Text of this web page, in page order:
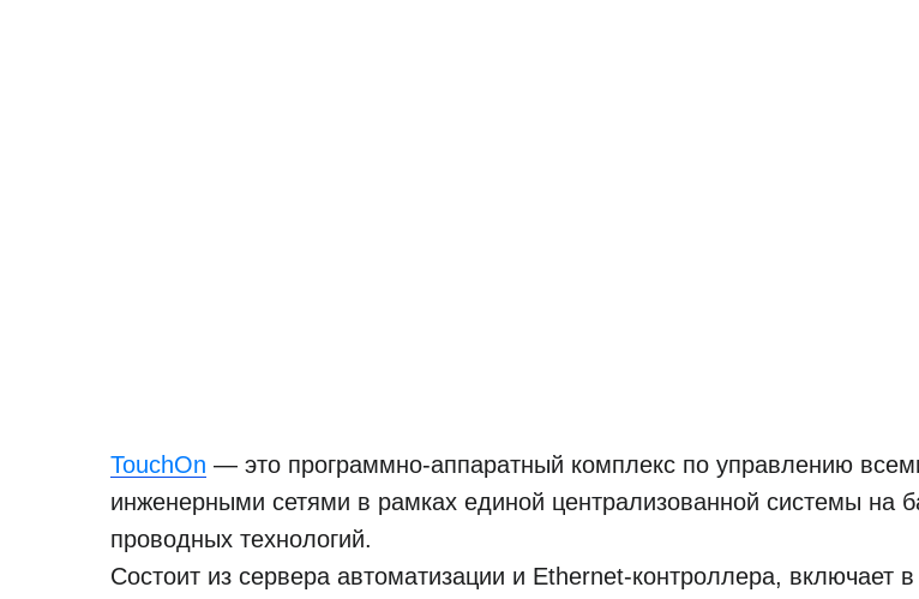
TouchOn — это программно-аппаратный комплекс по управлению
инженерными сетями в рамках единой централизованной системы на
проводных технологий.
Состоит из сервера автоматизации и Ethernet-контроллера, включает в